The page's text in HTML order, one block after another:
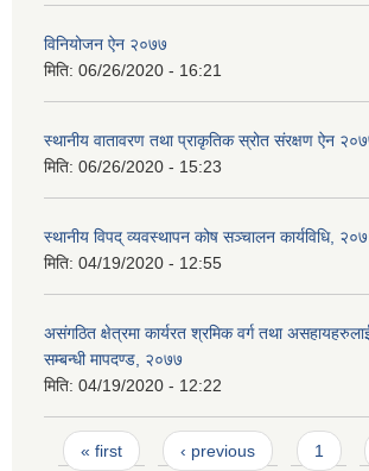
विनियोजन ऐन २०७७
मिति: 06/26/2020 - 16:21
स्थानीय वातावरण तथा प्राकृतिक स्रोत संरक्षण ऐन
मिति: 06/26/2020 - 15:23
स्थानीय विपद् व्यवस्थापन कोष सञ्चालन कार्यविधि,
मिति: 04/19/2020 - 12:55
असंगठित क्षेत्रमा कार्यरत श्रमिक वर्ग तथा
सम्बन्धी मापदण्ड, २०७७
मिति: 04/19/2020 - 12:22
Pages
« first ‹ previous 1